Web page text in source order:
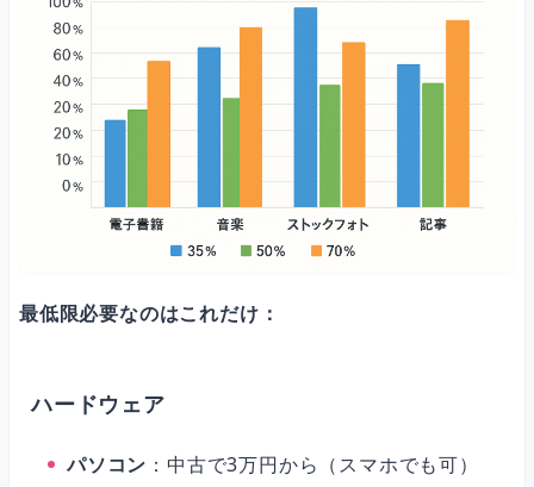
最低限必要なのはこれだけ：
ハードウェア
パソコン ：中古で3万円から（スマホでも可）